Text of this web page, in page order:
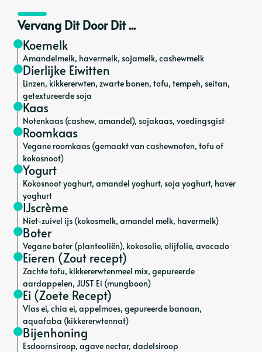
Vervang Dit Door Dit ...
Koemelk
Amandelmelk, havermelk, sojamelk, cashewmelk
Dierlijke Eiwitten
Linzen, kikkererwten, zwarte bonen, tofu, tempeh, seitan,
getextureerde soja
Kaas
Notenkaas (cashew, amandel), sojakaas, voedingsgist
Roomkaas
Vegane roomkaas (gemaakt van cashewnoten, tofu of
kokosnoot)
Yogurt
Kokosnoot yoghurt, amandel yoghurt, soja yoghurt, haver
yoghurt
IJscrème
Niet-zuivel ijs (kokosmelk, amandel melk, havermelk)
Boter
Vegane boter (planteoliën), kokosolie, olijfolie, avocado
Eieren (Zout recept)
Zachte tofu, kikkererwtenmeel mix, gepureerde
aardappelen, JUST Ei (mungboon)
Ei (Zoete Recept)
Vlas ei, chia ei, appelmoes, gepureerde banaan,
aquafaba (kikkererwtennat)
Bijenhoning
Esdoornsiroop, agave nectar, dadelsiroop